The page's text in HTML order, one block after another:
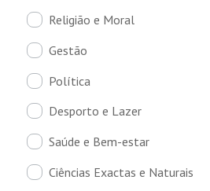
Religião e Moral
Gestão
Política
Desporto e Lazer
Saúde e Bem-estar
Ciências Exactas e Naturais